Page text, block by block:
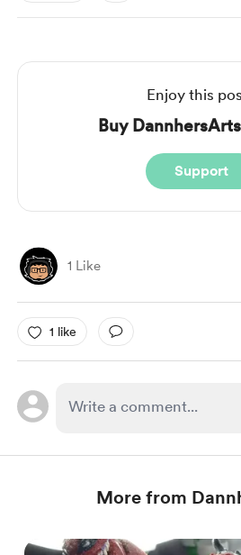
Enjoy this
Buy
Support
1 Like
1 like
More from